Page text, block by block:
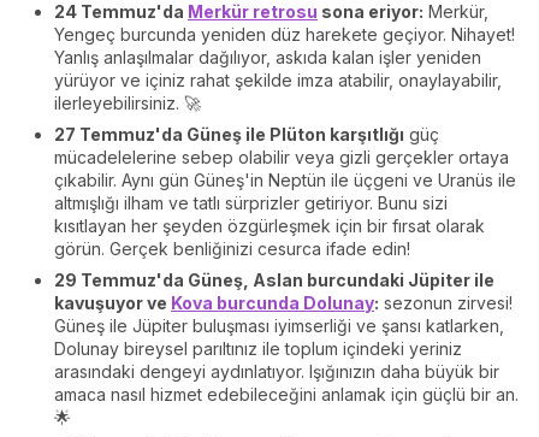
24 Temmuz'da Merkür retrosu sona eriyor: Merkür,
Yengeç burcunda yeniden düz harekete geçiyor. Nihayet!
Yanlış anlaşılmalar dağılıyor, askıda kalan işler yeniden
yürüyor ve içiniz rahat şekilde imza atabilir, onaylayabilir,
ilerleyebilirsiniz. 🚀
27 Temmuz'da Güneş ile Plüton karşıtlığı güç
mücadelelerine sebep olabilir veya gizli gerçekler ortaya
çıkabilir. Aynı gün Güneş'in Neptün ile üçgeni ve Uranüs ile
altmışlığı ilham ve tatlı sürprizler getiriyor. Bunu sizi
kısıtlayan her şeyden özgürleşmek için bir fırsat olarak
görün. Gerçek benliğinizi cesurca ifade edin!
29 Temmuz'da Güneş, Aslan burcundaki Jüpiter ile
kavuşuyor ve Kova burcunda Dolunay: sezonun zirvesi!
Güneş ile Jüpiter buluşması iyimserliği ve şansı katlarken,
Dolunay bireysel parıltınız ile toplum içindeki yeriniz
arasındaki dengeyi aydınlatıyor. Işığınızın daha büyük bir
amaca nasıl hizmet edebileceğini anlamak için güçlü bir an.
🌟